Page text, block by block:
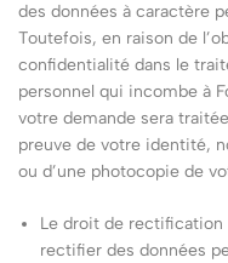
des données à caractère
Toutefois, en raison de
confidentialité dans le
personnel qui incombe à
votre demande sera
preuve de votre identité,
ou d’une photocopie de
Le droit de rectification
rectifier des données